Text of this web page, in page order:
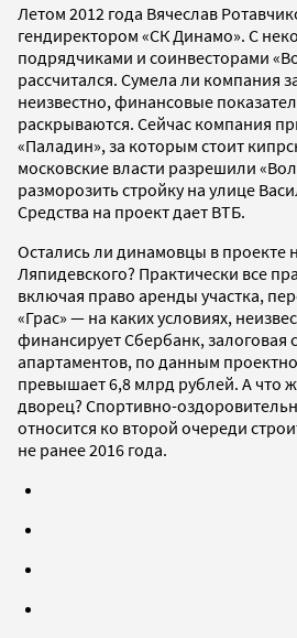
Летом 2012 года Вячеслав
гендиректором «СК Динамо». С
подрядчиками и соинвесторами
рассчитался. Сумела ли компания
неизвестно, финансовые
раскрываются. Сейчас компания
«Паладин», за которым стоит
московские власти разрешили
разморозить стройку на улице
Средства на проект дает ВТБ.
Остались ли динамовцы в проекте
Ляпидевского? Практически все
включая право аренды участка,
«Грас» — на каких условиях,
финансирует Сбербанк, залоговая
апартаментов, по данным
превышает 6,8 млрд рублей. А что
дворец? Спортивно-
относится ко второй очереди
не ранее 2016 года.